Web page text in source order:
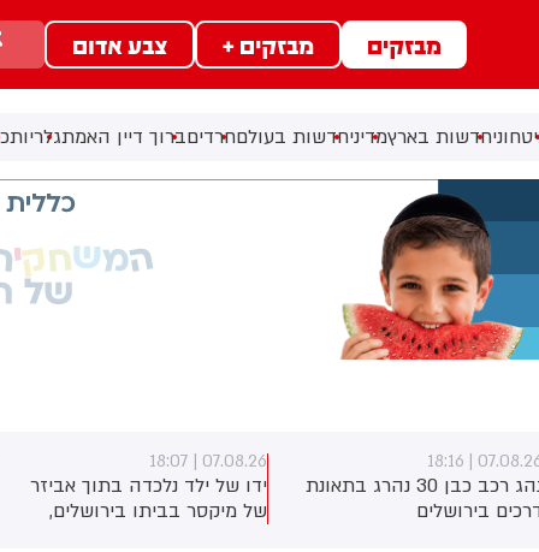
מבזקים מבזקים + צבע אדום
חדשות בארץמדיניחדשות בעולםחרדיםברוך דיין האמתגלריות
07.08.26 |
של ילד נלכדה בתוך אביזר
מיקסר בביתו בירושלים,
07.08.26 | 17:40
ראש השב"כ לשעבר רונן בר
השתתף היום בכנס לזכרו של